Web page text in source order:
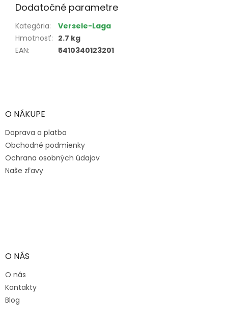
Dodatočné parametre
Kategória:
Versele-Laga
Hmotnosť: 2.7 kg
EAN: 5410340123201
ä
e
O NÁKUPE
Doprava a platba
Obchodné podmienky
Ochrana osobných údajov
Naše zľavy
O NÁS
O nás
Kontakty
Blog